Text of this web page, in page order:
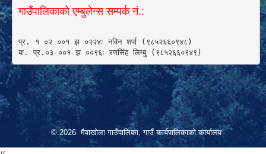
गाउँपालिकाको एम्बुलेन्स सम्पर्क नं.:
प्र. १ ०२ ००१ झ ०२२४ः नविन शर्पा (९८५२६६०९४८)
बा. प्र.०३-००१ झ ००९६ः रणसिंह लिम्बु (९८५२६६०९४९)
© 2026 मैवाखोला गाउँपालिका, गाउँ कार्यपालिकाको कार्यालय